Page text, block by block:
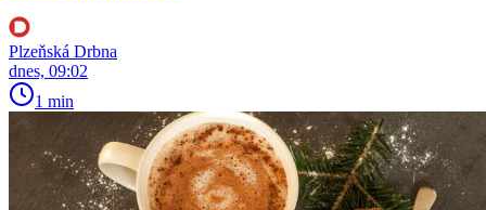
Plzeňská Drbna
dnes, 09:02
1 min